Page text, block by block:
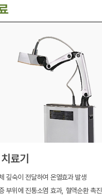
료기
깊숙이 전달하여 온열효과 발생
부위에 진통소염 효과, 혈액순환 촉진